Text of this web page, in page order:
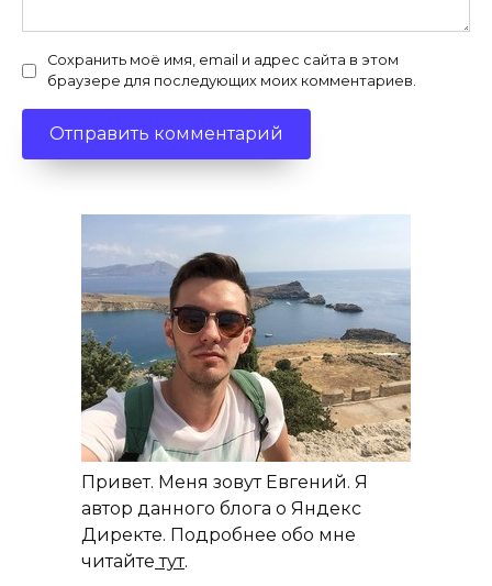
Сохранить моё имя, email и адрес сайта в этом
браузере для последующих моих комментариев.
Привет. Меня зовут Евгений. Я
автор данного блога о Яндекс
Директе. Подробнее обо мне
читайте тут.